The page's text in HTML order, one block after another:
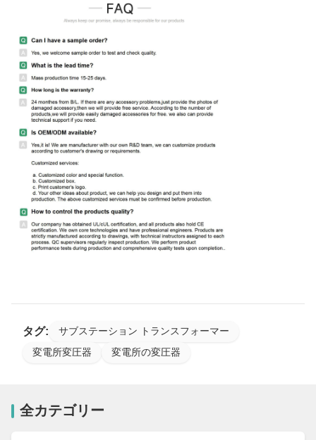
タグ:
サブステーション トランスフォーマー
変電所変圧器
変電所の変圧器
全カテゴリー